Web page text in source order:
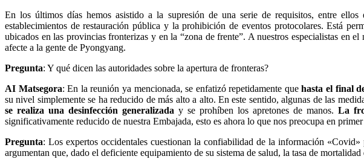
En los últimos días hemos asistido a la supresión de una serie de requisitos, entre
establecimientos de restauración pública y la prohibición de eventos protocolares. Está
ubicados en las provincias fronterizas y en la “zona de frente”. A nuestros especialistas en
afecte a la gente de Pyongyang.
Pregunta: Y qué dicen las autoridades sobre la apertura de fronteras?
AI Matsegora: En la reunión ya mencionada, se enfatizó repetidamente quehasta el final
su nivel simplemente se ha reducido de más alto a alto. En este sentido, algunas de las
se realiza una desinfección generalizada y se prohíben los apretones de manos. La
significativamente reducido de nuestra Embajada, esto es ahora lo que nos preocupa en
Pregunta: Los expertos occidentales cuestionan la confiabilidad de la información
argumentan que, dado el deficiente equipamiento de su sistema de salud, la tasa de